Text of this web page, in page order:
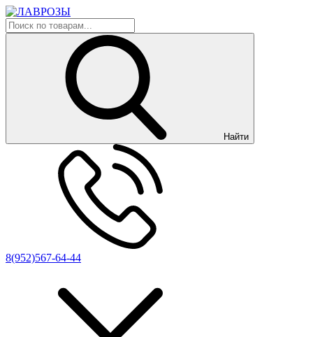
Найти
8(952)567-64-44